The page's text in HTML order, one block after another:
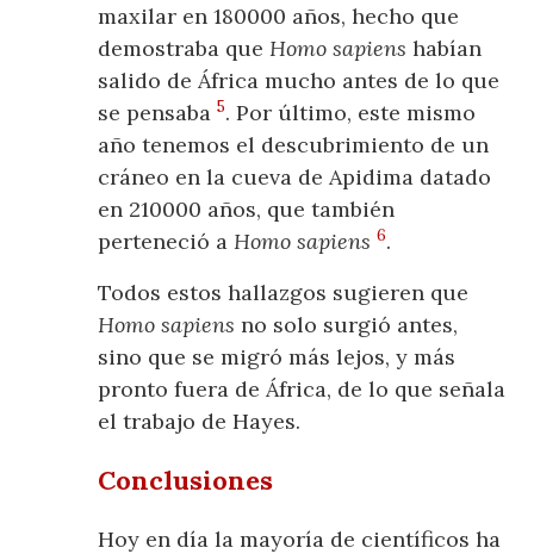
maxilar en 180000 años, hecho que
demostraba queHomo sapienshabían
salido de África mucho antes de lo que
se pensaba5. Por último, este mismo
año tenemos el descubrimiento de un
cráneo en la cueva de Apidima datado
en 210000 años, que también
perteneció aHomo sapiens 6.
Todos estos hallazgos sugieren que
Homo sapiens no solo surgió antes,
sino que se migró más lejos, y más
pronto fuera de África, de lo que señala
el trabajo de Hayes.
Conclusiones
Hoy en día la mayoría de científicos ha